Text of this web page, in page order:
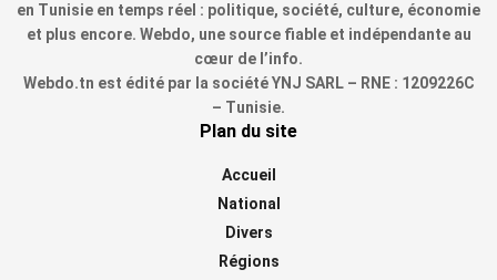
en Tunisie en temps réel : politique, société, culture, économie
et plus encore. Webdo, une source fiable et indépendante au
cœur de l’info.
Webdo.tn est édité par la société YNJ SARL – RNE : 1209226C
– Tunisie.
Plan du site
Accueil
National
Divers
Régions